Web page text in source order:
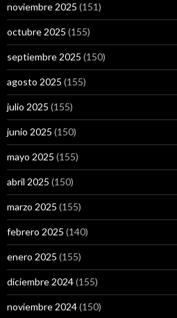
noviembre 2025 (151)
octubre 2025 (155)
septiembre 2025 (150)
agosto 2025 (155)
julio 2025 (155)
junio 2025 (150)
mayo 2025 (155)
abril 2025 (150)
marzo 2025 (155)
febrero 2025 (140)
enero 2025 (155)
diciembre 2024(155)
noviembre 2024(150)